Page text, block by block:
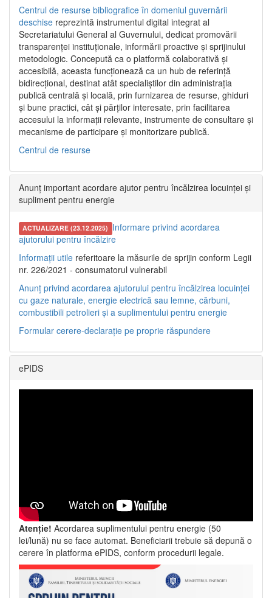
Centrul de resurse bibliografice în domeniul guvernării
deschise reprezintă instrumentul digital integrat al
Secretariatului General al Guvernului, dedicat promovării
transparenței instituționale, informării proactive și sprijinului
metodologic. Concepută ca o platformă colaborativă și
accesibilă, aceasta funcționează ca un hub de referință
bidirecțional, destinat atât specialiștilor din administrația
publică centrală și locală, prin furnizarea de resurse, ghiduri
și bune practici, cât și părților interesate, prin facilitarea
accesului la informații relevante, instrumente de consultare și
mecanisme de participare și monitorizare publică.
Centrul de resurse
Anunț important acordare ajutor pentru încălzirea locuinței și
supliment pentru energie
ACTUALIZARE (23.12.2025) Informare privind acordarea
ajutorului pentru încălzire
Informații utile referitoare la măsurile de sprijin conform Legii
nr. 226/2021 - consumatorul vulnerabil
Anunț privind acordarea ajutorului pentru încălzirea locuinței
cu gaze naturale, energie electrică sau lemne, cărbuni,
combustibili petrolieri și a suplimentului pentru energie
Formular cerere-declarație pe proprie răspundere
ePIDS
Atenție! Acordarea suplimentului pentru energie (50
lei/lună) nu se face automat. Beneficiarii trebuie să depună o
cerere în platforma ePIDS, conform procedurii legale.